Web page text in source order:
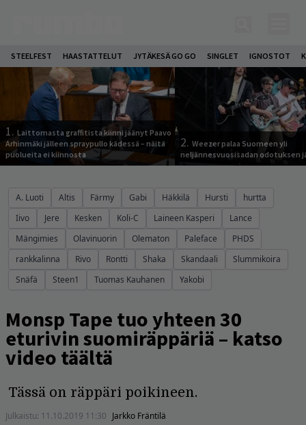
STEELFEST HAASTATTELUT JYTÄKESÄ GO GO SINGLET IGNOSTOT
1. Laittomasta graffitista kiinni jäänyt Paavo
Arhinmäki jälleen spraypullo kädessä – näitä
puolueita ei kiinnosta
2. Weezer palaa Suomeen yli
neljännesvuosisadan odotuksen
A. Luoti Altis Färmy Gabi Häkkilä Hursti
hurtta
Iivo
Jere Kesken Koli-C Laineen Kasperi
Lance
Mängimies
Olavinuorin Olematon Paleface
PHDS
rankkalinna
Rivo Rontti Shaka Skandaali
Slummikoira
Snäfä
Steen1 Tuomas Kauhanen Yakobi
Monsp Tape tuo yhteen 30
eturivin suomiräppäriä – katso
video täältä
Tässä on räppäri poikineen.
Julkaistu: 11.10.2019 11:30 Jarkko Fräntilä